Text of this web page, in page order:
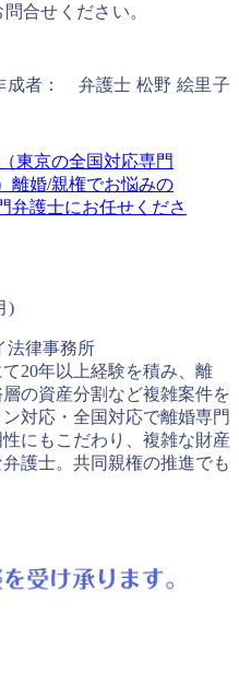
合せください。
成者： 弁護士 松野 絵里子
東京の全国対応専門
離婚/親権でお悩みの
弁護士にお任せくださ
)
法律事務所
20年以上経験を積み、離
の資産分割など複雑案件を
対応・全国対応で離婚専門
にもこだわり、複雑な財産
護士。共同親権の推進でも